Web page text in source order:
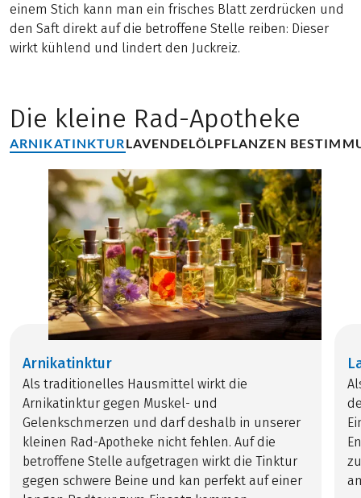
einem Stich kann man ein frisches Blatt zerdrücken und
den Saft direkt auf die betroffene Stelle reiben: Dieser
wirkt kühlend und lindert den Juckreiz.
Die kleine Rad-Apotheke
ARNIKATINKTURLAVENDELÖLPFLANZEN
Arnikatinktur
Als traditionelles Hausmittel wirkt die
Arnikatinktur gegen Muskel- und
Gelenkschmerzen und darf deshalb in unserer
kleinen Rad-Apotheke nicht fehlen. Auf die
betroffene Stelle aufgetragen wirkt die Tinktur
gegen schwere Beine und kan perfekt auf einer